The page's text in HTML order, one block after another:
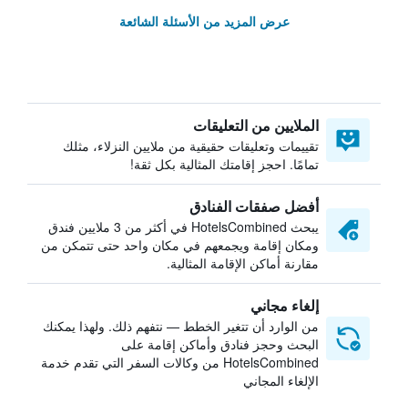
عرض المزيد من الأسئلة الشائعة
الملايين من التعليقات
تقييمات وتعليقات حقيقية من ملايين النزلاء، مثلك
تمامًا. احجز إقامتك المثالية بكل ثقة!
أفضل صفقات الفنادق
يبحث HotelsCombined في أكثر من 3 ملايين فندق
ومكان إقامة ويجمعهم في مكان واحد حتى تتمكن من
مقارنة أماكن الإقامة المثالية.
إلغاء مجاني
من الوارد أن تتغير الخطط — نتفهم ذلك. ولهذا يمكنك
البحث وحجز فنادق وأماكن إقامة على
HotelsCombined من وكالات السفر التي تقدم خدمة
الإلغاء المجاني